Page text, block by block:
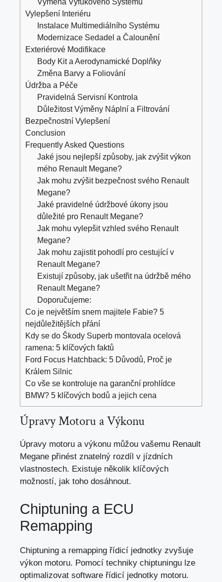
Vylepšení Interiéru
Instalace Multimediálního Systému
Modernizace Sedadel a Čalounění
Exteriérové Modifikace
Body Kit a Aerodynamické Doplňky
Změna Barvy a Foliování
Údržba a Péče
Pravidelná Servisní Kontrola
Důležitost Výměny Náplní a Filtrování
Bezpečnostní Vylepšení
Conclusion
Frequently Asked Questions
Jaké jsou nejlepší způsoby, jak zvýšit výkon
mého Renault Megane?
Jak mohu zvýšit bezpečnost svého Renault
Megane?
Jaké pravidelné údržbové úkony jsou
důležité pro Renault Megane?
Jak mohu vylepšit vzhled svého Renault
Megane?
Jak mohu zajistit pohodlí pro cestující v
Renault Megane?
Existují způsoby, jak ušetřit na údržbě mého
Renault Megane?
Doporučujeme:
Co je největším snem majitele Fabie? 5
nejdůležitějších přání
Kdy se do Škody Superb montovala ocelová
ramena: 5 klíčových faktů
Ford Focus Hatchback: 5 Důvodů, Proč je
Králem Silnic
Co vše se kontroluje na garanční prohlídce
BMW? 5 klíčových bodů a jejich cena
Úpravy Motoru a Výkonu
Úpravy motoru a výkonu můžou vašemu Renault
Megane přinést znatelný rozdíl v jízdních
vlastnostech. Existuje několik klíčových
možností, jak toho dosáhnout.
Chiptuning a ECU
Remapping
Chiptuning a remapping řídicí jednotky zvyšuje
výkon motoru. Pomocí techniky chiptuningu lze
optimalizovat software řídicí jednotky motoru.